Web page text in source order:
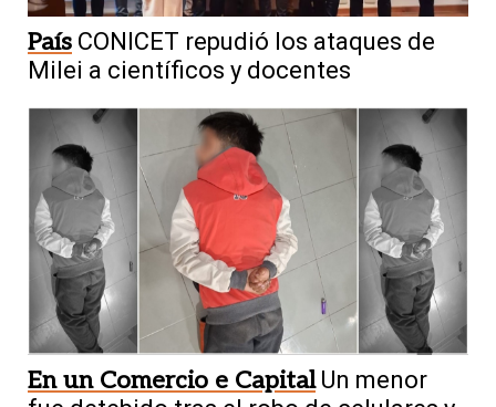
País CONICET repudió los ataques de
Milei a científicos y docentes
En un Comercio e Capital Un menor